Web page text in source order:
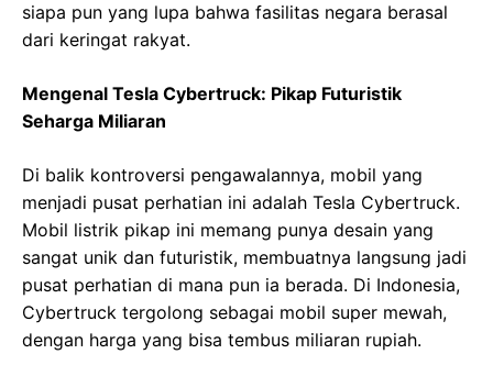
siapa pun yang lupa bahwa fasilitas negara berasal
dari keringat rakyat.
Mengenal Tesla Cybertruck: Pikap Futuristik
Seharga Miliaran
Di balik kontroversi pengawalannya, mobil yang
menjadi pusat perhatian ini adalah Tesla Cybertruck.
Mobil listrik pikap ini memang punya desain yang
sangat unik dan futuristik, membuatnya langsung jadi
pusat perhatian di mana pun ia berada. Di Indonesia,
Cybertruck tergolong sebagai mobil super mewah,
dengan harga yang bisa tembus miliaran rupiah.